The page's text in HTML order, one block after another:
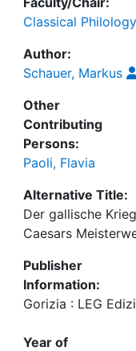
Classical
Author:
Schauer, Markus
Other
Contributing
Persons:
Paoli, Flavia
Alternative Title:
Der gallische
Caesars
Publisher
Information:
Gorizia : LEG
Year of